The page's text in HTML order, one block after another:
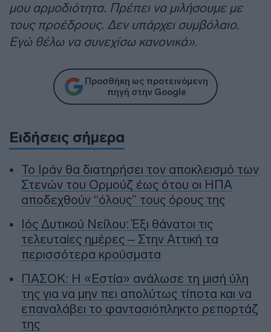
μου αρμοδιότητα. Πρέπει να μιλήσουμε με
τους προέδρους. Δεν υπάρχει συμβόλαιο.
Εγώ θέλω να συνεχίσω κανονικά».
Προσθήκη ως προτεινόμενη
πηγή στην Google
Ειδήσεις σήμερα
To Ιράν θα διατηρήσει τον αποκλεισμό των
Στενών του Ορμούζ έως ότου οι ΗΠΑ
αποδεχθούν “όλους” τους όρους της
Ιός Δυτικού Νείλου: Έξι θάνατοι τις
τελευταίες ημέρες – Στην Αττική τα
περισσότερα κρούσματα
ΠΑΣΟΚ: Η «Εστία» ανάλωσε τη μισή ύλη
της για να μην πει απολύτως τίποτα και να
επαναλάβει το φαντασιόπληκτο ρεπορτάζ
της